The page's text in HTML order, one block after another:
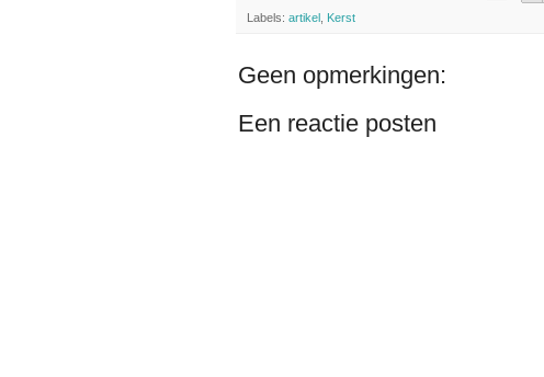
Labels: artikel Kerst
Geen opmerkingen:
Een reactie posten